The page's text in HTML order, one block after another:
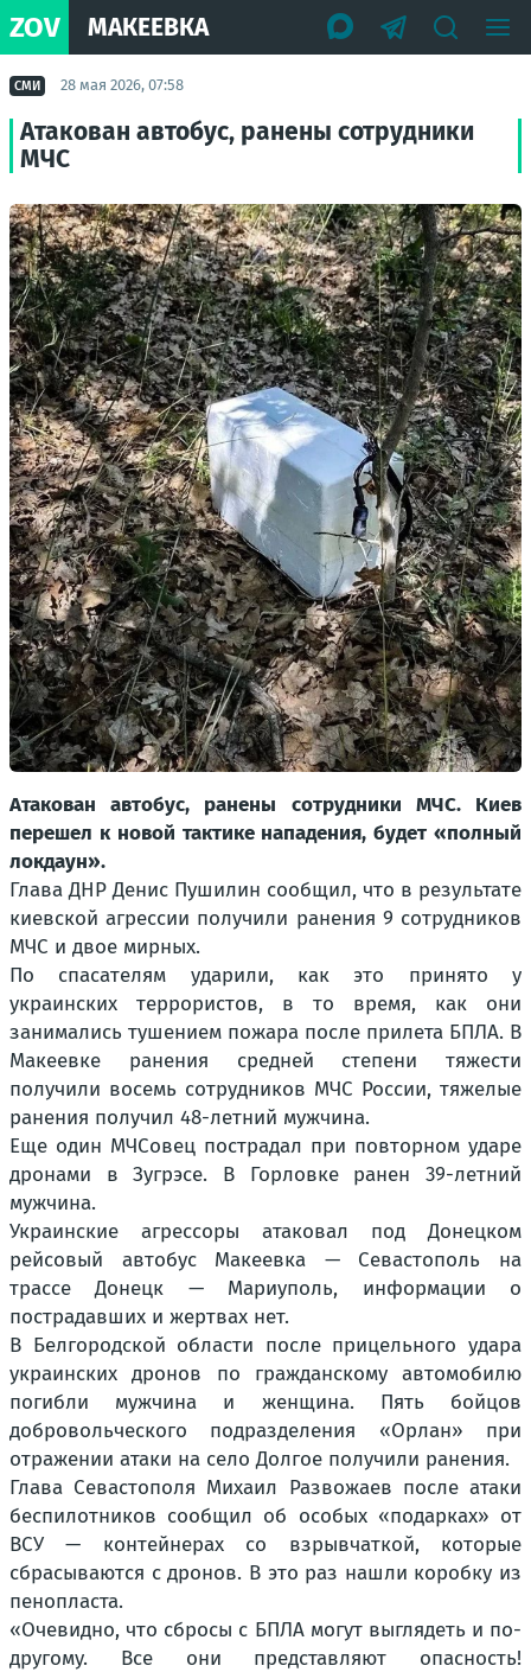
ZOV МАКЕЕВКА
СМИ 28 мая 2026, 07:58
Атакован автобус, ранены сотрудники
МЧС
Атакован автобус, ранены сотрудники МЧС. Киев
перешел к новой тактике нападения, будет «полный
локдаун».
Глава ДНР Денис Пушилин сообщил, что в результате
киевской агрессии получили ранения 9 сотрудников
МЧС и двое мирных.
По спасателям ударили, как это принято у
украинских террористов, в то время, как они
занимались тушением пожара после прилета БПЛА. В
Макеевке ранения средней степени тяжести
получили восемь сотрудников МЧС России, тяжелые
ранения получил 48-летний мужчина.
Еще один МЧСовец пострадал при повторном ударе
дронами в Зугрэсе. В Горловке ранен 39-летний
мужчина.
Украинские агрессоры атаковал под Донецком
рейсовый автобус Макеевка — Севастополь на
трассе Донецк — Мариуполь, информации о
пострадавших и жертвах нет.
В Белгородской области после прицельного удара
украинских дронов по гражданскому автомобилю
погибли мужчина и женщина. Пять бойцов
добровольческого подразделения «Орлан» при
отражении атаки на село Долгое получили ранения.
Глава Севастополя Михаил Развожаев после атаки
беспилотников сообщил об особых «подарках» от
ВСУ — контейнерах со взрывчаткой, которые
сбрасываются с дронов. В это раз нашли коробку из
пенопласта.
«Очевидно, что сбросы с БПЛА могут выглядеть и по-
другому. Все они представляют опасность!